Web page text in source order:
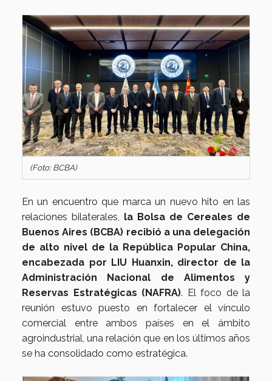
(Foto: BCBA)
En un encuentro que marca un nuevo hito en las
relaciones bilaterales, la Bolsa de Cereales de
Buenos Aires (BCBA) recibió a una delegación
de alto nivel de la República Popular China,
encabezada por LIU Huanxin, director de la
Administración Nacional de Alimentos y
Reservas Estratégicas (NAFRA). El foco de la
reunión estuvo puesto en fortalecer el vínculo
comercial entre ambos países en el ámbito
agroindustrial, una relación que en los últimos años
se ha consolidado como estratégica.